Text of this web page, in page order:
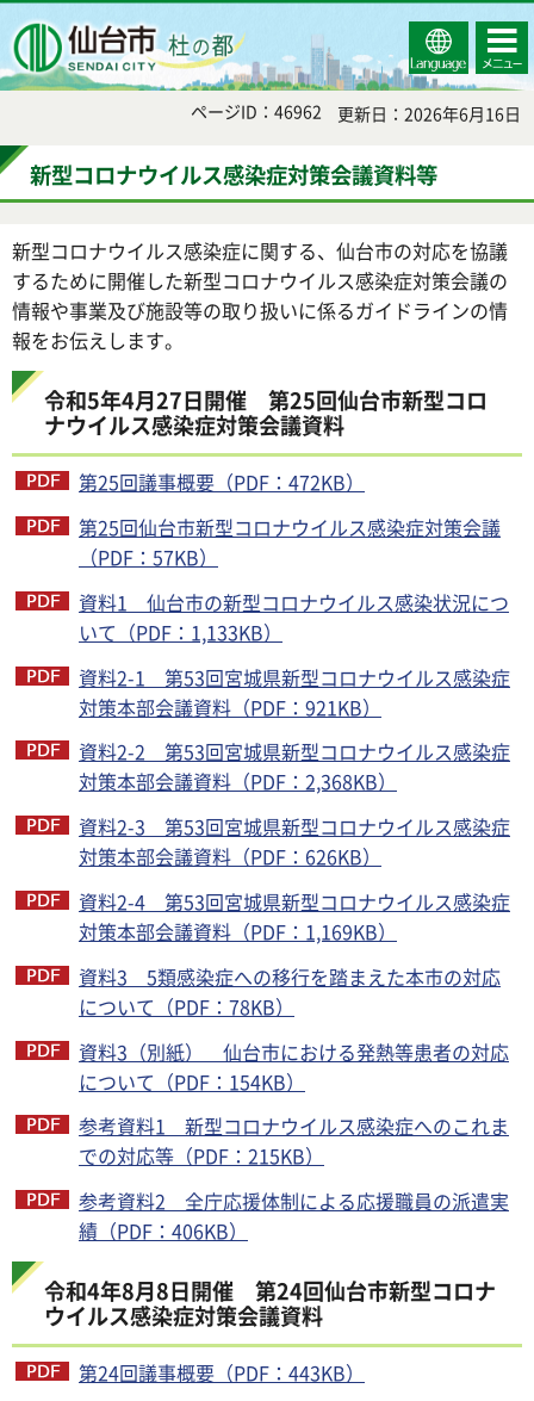
Select
Language
コンテ
ンツメ
ニュー
ページID：46962 更新日：2026年6月16日
新型コロナウイルス感染症対策会議資料等
新型コロナウイルス感染症に関する、仙台市の対応を協議
するために開催した新型コロナウイルス感染症対策会議の
情報や事業及び施設等の取り扱いに係るガイドラインの情
報をお伝えします。
令和5年4月27日開催 第25回仙台市新型コロ
ナウイルス感染症対策会議資料
第25回議事概要（PDF：472KB）
第25回仙台市新型コロナウイルス感染症対策会議
（PDF：57KB）
資料1 仙台市の新型コロナウイルス感染状況につ
いて（PDF：1,133KB）
資料2-1 第53回宮城県新型コロナウイルス感染症
対策本部会議資料（PDF：921KB）
資料2-2 第53回宮城県新型コロナウイルス感染症
対策本部会議資料（PDF：2,368KB）
資料2-3 第53回宮城県新型コロナウイルス感染症
対策本部会議資料（PDF：626KB）
資料2-4 第53回宮城県新型コロナウイルス感染症
対策本部会議資料（PDF：1,169KB）
資料3 5類感染症への移行を踏まえた本市の対応
について（PDF：78KB）
資料3（別紙） 仙台市における発熱等患者の対応
について（PDF：154KB）
参考資料1 新型コロナウイルス感染症へのこれま
での対応等（PDF：215KB）
参考資料2 全庁応援体制による応援職員の派遣実
績（PDF：406KB）
令和4年8月8日開催 第24回仙台市新型コロナ
ウイルス感染症対策会議資料
第24回議事概要（PDF：443KB）